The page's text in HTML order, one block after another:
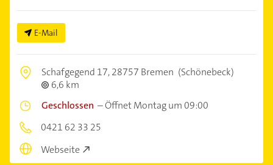
E-Mail
Schafgegend 17,28757 Bremen (Schönebeck)
6,6 km
Geschlossen –Öffnet Montag um 09:00
0421 62 33 25
Webseite